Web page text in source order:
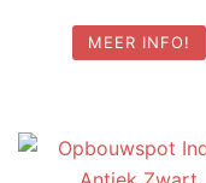
MEER INFO!